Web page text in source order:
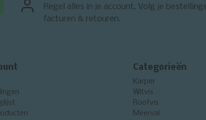
Regel alles in je account. Volg je
facturen & retouren.
Categorieën
Karper
Witvis
Roofvis
Meerval